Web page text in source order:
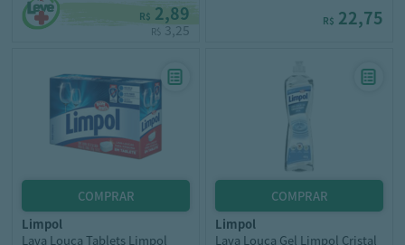
R$ 2,89
R$ 3,25
R$ 22,75
limpol
Lava Louca Tablets Limpol
limpol
Lava Louca Gel Limpol Cristal